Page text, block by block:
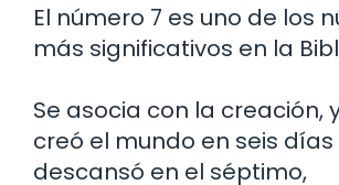
El número 7 es uno de los
más significativos en la
Se asocia con la creación,
creó el mundo en seis días
descansó en el séptimo,